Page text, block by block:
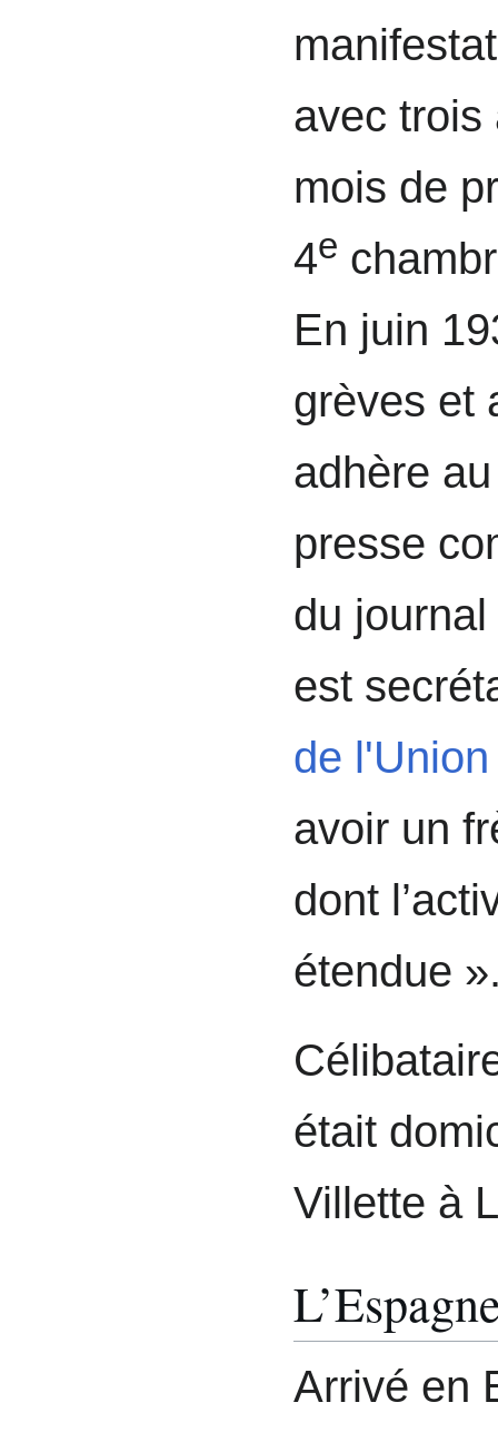
avec trois
mois de
4e
En juin
grèves et
adhère
presse
du journal
est
de
avoir un
dont
étendue
était
Villette à
Arrivé en